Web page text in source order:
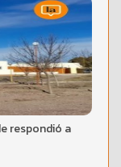
respondió a